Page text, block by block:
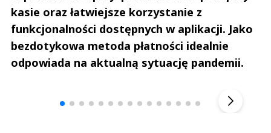
kasie oraz łatwiejsze korzystanie z
funkcjonalności dostępnych w aplikacji. Jako
bezdotykowa metoda płatności idealnie
odpowiada na aktualną sytuację pandemii.